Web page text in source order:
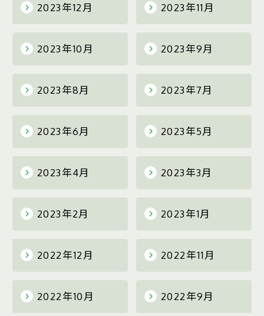
2023年12月 2023年11月
2023年10月 2023年9月
2023年8月 2023年7月
2023年6月 2023年5月
2023年4月 2023年3月
2023年2月 2023年1月
2022年12月 2022年11月
2022年10月 2022年9月